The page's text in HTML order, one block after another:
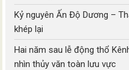
Kỷ nguyên Ấn Độ Dương –
khép lại
Hai năm sau lễ động thổ
nhìn thủy văn toàn lưu vực